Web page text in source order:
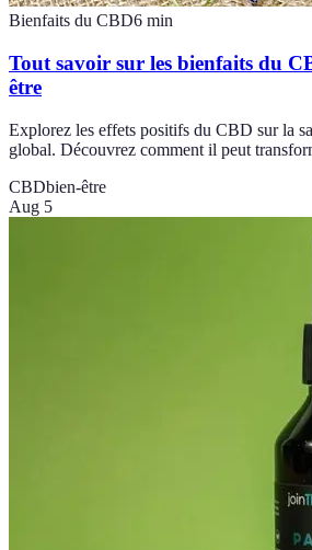
Bienfaits du CBD6 min
Tout savoir sur les bienfaits du
être
Explorez les effets positifs du CBD sur la
global. Découvrez comment il peut
CBDbien-être
Aug 5